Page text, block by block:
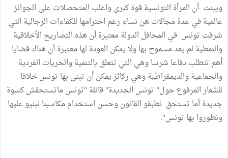
وبينت أن المرأة التونسية قوة كبرى واغلب المتحصلات على الجوائز
عالمية في عدة مجالات هن نساء رغم احترامها للكفاءات الرجالية التي
شرفت تونس في المحافل الدولة معتبرة أن هذه التصاريح الأخلاقية
والنمطية لم يعد مسموح بها ولا يمكن العودة لها معتبرة أن هناك قضايا
أهم تتطلب دفاعا شرسا وهي التي تتعلق بالتنمية والحريات الفردية
والجماعية والديمقراطية وهي ركائز يمكن أن تبنى بها تونس خلافا
للشعار المرفوع حول" تونس الجديدة" قائلة "تونس ماتستحقش كسوة
جديدة أما تستحق نطبقو القانون وحسن استخدام مكاسبنا نبنيو عليها
ونطوروا بها تونس".